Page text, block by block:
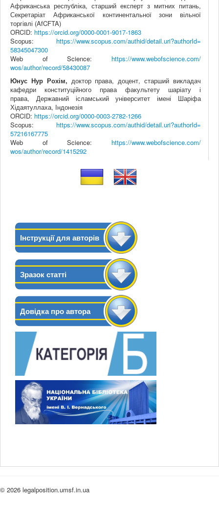
Африканська республіка, старший експерт з митних питань,
Секретаріат Африканської континентальної зони вільної
торгівлі (AfCFTA)
ORCID: https://orcid.org/0000-0001-9017-1863
Scopus: https://www.scopus.com/authid/detail.uri?authorId=
58345047300
Web
of Science: https://www.webofscience.com/
wos/author/record/58430087
Юнус Нур Рохім, доктор права, доцент, старший викладач
кафедри конституційного права факультету шаріату і
права, Державний ісламський університет імені Шаріфа
Хідаятуллаха, Індонезія
ORCID: https://orcid.org/0000-0003-2782-1266
Scopus: https://www.scopus.com/authid/detail.uri?authorId=
57216167775
Web
of Science: https://www.webofscience.com/
wos/author/record/1415292
Інструкції для авторів
Зразок статті
Довідка про автора
© 2026 legalposition.umsf.in.ua